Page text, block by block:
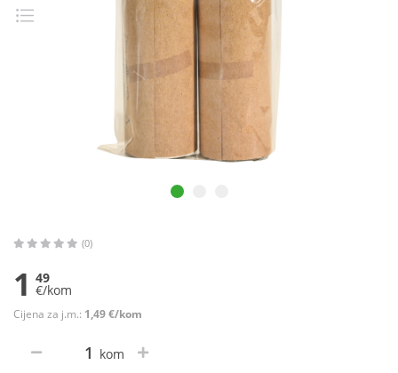
(0)
1 49
€/kom
Cijena za j.m.: 1,49 €/kom
kom